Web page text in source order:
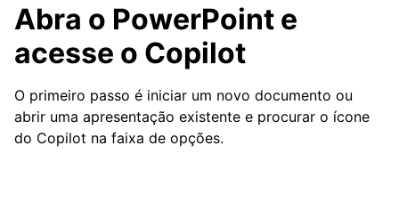
Abra o PowerPoint e
acesse o Copilot
O primeiro passo é iniciar um novo documento ou
abrir uma apresentação existente e procurar o ícone
do Copilot na faixa de opções.